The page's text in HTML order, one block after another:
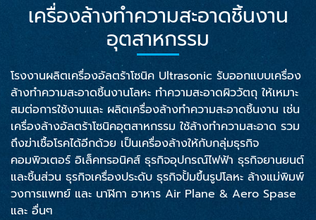
เครื่องล้างทำความสะอาดชิ้นงาน
อุตสาหกรรม
โรงงานผลิตเครื่องอัลตร้าโซนิค Ultrasonic รับออกแบบเครื่อง
ล้างทำความสะอาดชิ้นงานโลหะ ทำความสะอาดผิววัตถุ ให้เหมาะ
สมต่อการใช้งานและ ผลิตเครื่องล้างทำความสะอาดชิ้นงาน เช่น
เครื่องล้างอัลตร้าโซนิคอุตสาหกรรม ใช้ล้างทำความสะอาด รวม
ถึงฆ่าเชื้อโรคได้อีกด้วย เป็นเครื่องล้างให้กับกลุ่มธุรกิจ
คอมพิวเตอร์ อิเล็คทรอนิคส์ ธุรกิจอุปกรณ์ไฟฟ้า ธุรกิจยานยนต์
และชิ้นส่วน ธุรกิจเครื่องประดับ ธุรกิจปั้มขึ้นรูปโลหะ ล้างแม่พิมพ์
วงการแพทย์ และ นาฬิกา อาหาร Air Plane & Aero Spase
และ อื่นๆ